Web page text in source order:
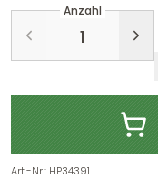
Anzahl
Art.-Nr.: HP34391